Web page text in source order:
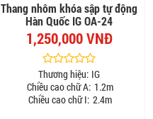
Thang nhôm khóa sập tự động
Hàn Quốc IG OA-24
1,250,000 VNĐ
Thương hiệu: IG
Chiều cao chữ A: 1.2m
Chiều cao chữ I: 2.4m